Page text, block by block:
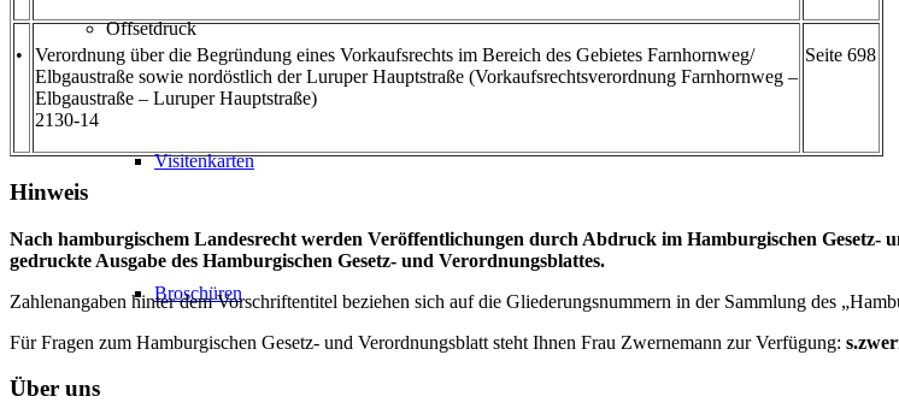
Offsetdruck
Visitenkarten
Broschüren
•
Verordnung über die Begründung eines Vorkaufsrechts im Bereich des Gebietes Farnhornweg/
Elbgaustraße sowie nordöstlich der Luruper Hauptstraße (Vorkaufsrechtsverordnung Farnhornweg –
Elbgaustraße – Luruper Hauptstraße)
2130-14
Seite 698
Hinweis
Nach hamburgischem Landesrecht werden Veröffentlichungen durch Abdruck im Hamburgischen Gesetz-
gedruckte Ausgabe des Hamburgischen Gesetz- und Verordnungsblattes.
Zahlenangaben hinter dem Vorschriftentitel beziehen sich auf die Gliederungsnummern in der Sammlung des
Für Fragen zum Hamburgischen Gesetz- und Verordnungsblatt steht Ihnen Frau Zwernemann zur Verfügung:
Über uns